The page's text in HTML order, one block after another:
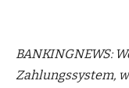
BANKINGNEWS:
Zahlungssystem,